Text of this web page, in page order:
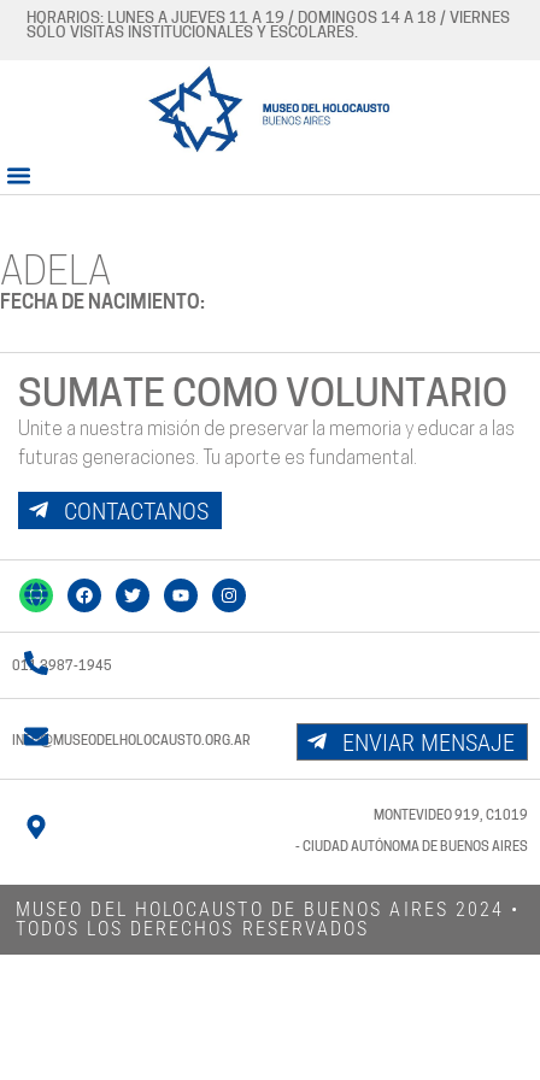
HORARIOS: LUNES A JUEVES 11 A 19 / DOMINGOS 14 A 18 / VIERNES
SÓLO VISITAS INSTITUCIONALES Y ESCOLARES.
ADELA
FECHA DE NACIMIENTO:
SUMATE COMO VOLUNTARIO
Unite a nuestra misión de preservar la memoria y educar a las
futuras generaciones. Tu aporte es fundamental.
CONTACTANOS
011 3987-1945
INFO@MUSEODELHOLOCAUSTO.ORG.AR ENVIAR MENSAJE
MONTEVIDEO 919, C1019
- CIUDAD AUTÓNOMA DE BUENOS AIRES
MUSEO DEL HOLOCAUSTO DE BUENOS AIRES 2024​ •
TODOS LOS DERECHOS RESERVADOS